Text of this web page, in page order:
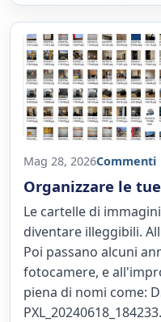
Mag 28, 2026Commenti
Organizzare le
Le cartelle di
diventare illeggibili.
Poi passano alcuni
fotocamere, e
piena di nomi come: